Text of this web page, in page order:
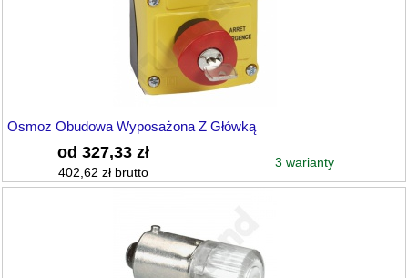
Osmoz Obudowa Wyposażona Z Główką
od 327,33 zł
402,62 zł brutto
3 warianty